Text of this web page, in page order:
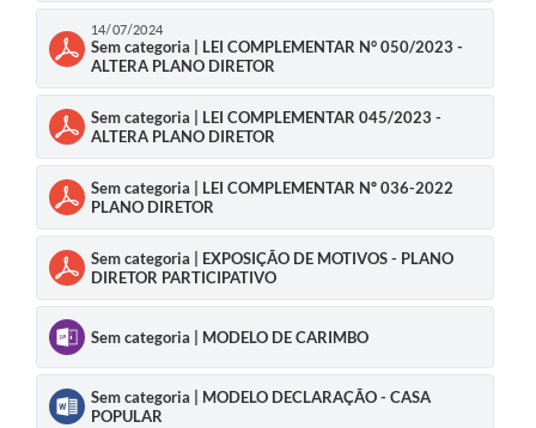
14/07/2024
Sem categoria | LEI COMPLEMENTAR N° 050/2023 -
ALTERA PLANO DIRETOR
Sem categoria | LEI COMPLEMENTAR 045/2023 -
ALTERA PLANO DIRETOR
Sem categoria | LEI COMPLEMENTAR Nº 036-2022
PLANO DIRETOR
Sem categoria | EXPOSIÇÃO DE MOTIVOS - PLANO
DIRETOR PARTICIPATIVO
Sem categoria | MODELO DE CARIMBO
Sem categoria | MODELO DECLARAÇÃO - CASA
POPULAR